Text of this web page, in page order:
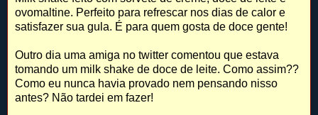
ovomaltine. Perfeito para refrescar nos dias de calor e
satisfazer sua gula. É para quem gosta de doce gente!
Outro dia uma amiga no twitter comentou que estava
tomando um milk shake de doce de leite. Como assim??
Como eu nunca havia provado nem pensando nisso
antes? Não tardei em fazer!